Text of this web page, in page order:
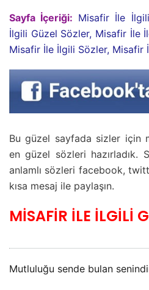
Sayfa İçeriği: Misafir İle
İlgili Güzel Sözler, Misafir İle
Misafir İle İlgili Sözler, Misafir
Bu güzel sayfada sizler için
en güzel sözleri hazırladık.
anlamlı sözleri facebook,
kısa mesaj ile paylaşın.
MİSAFİR İLE İLGİLİ
Mutluluğu sende bulan